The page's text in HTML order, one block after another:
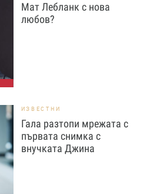
Мат Лебланк с нова
любов?
ИЗВЕСТНИ
Гала разтопи мрежата с
първата снимка с
внучката Джина